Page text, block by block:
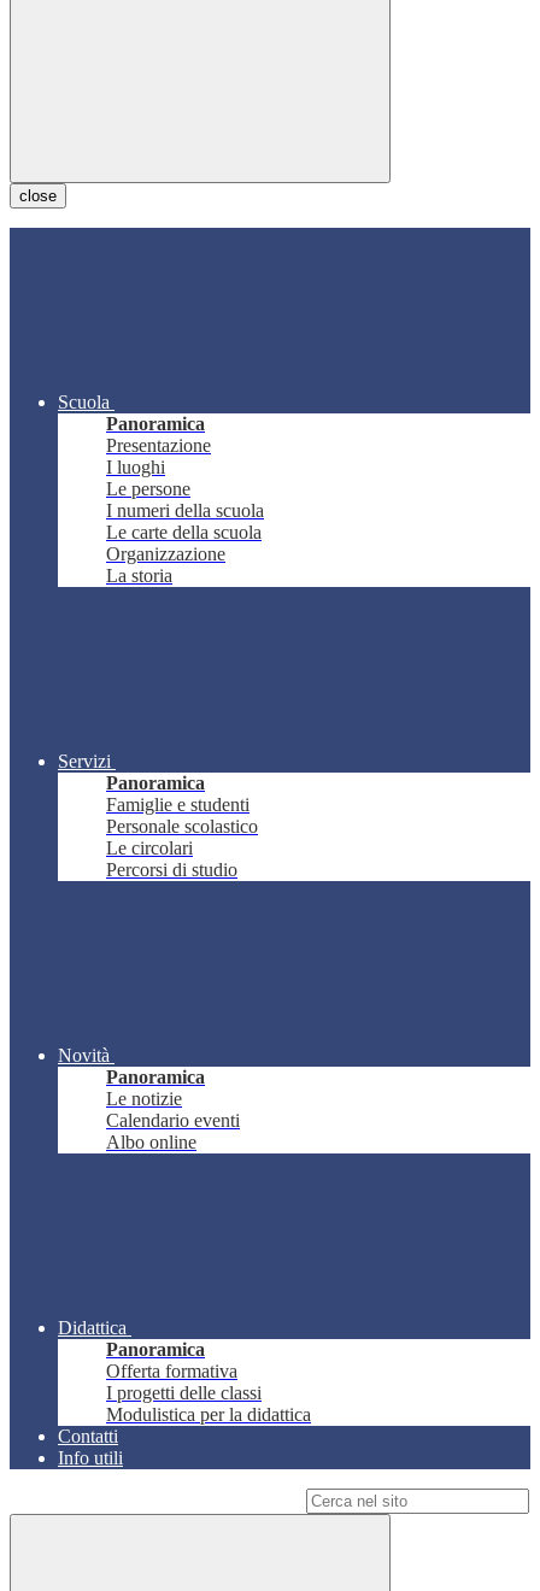
close
Scuola
Panoramica
Presentazione
I luoghi
Le persone
I numeri della scuola
Le carte della scuola
Organizzazione
La storia
Servizi
Panoramica
Famiglie e studenti
Personale scolastico
Le circolari
Percorsi di studio
Novità
Panoramica
Le notizie
Calendario eventi
Albo online
Didattica
Panoramica
Offerta formativa
I progetti delle classi
Modulistica per la didattica
Contatti
Info utili